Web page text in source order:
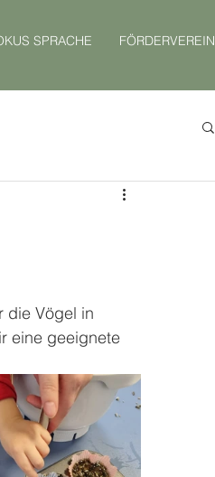
SPRACHE FÖRDERVEREIN
die Vögel in
eine geeignete